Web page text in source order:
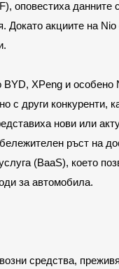
оповестиха данните
Докато акциите на
XPeng и особено
с други конкуренти,
нови или
ръст на
(BaaS), което
за автомобила.
средства,